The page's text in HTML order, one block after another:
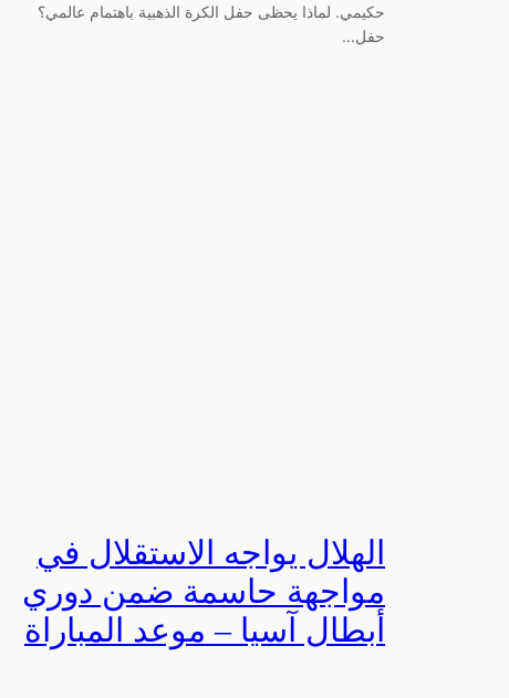
حكيمي. لماذا يحظى حفل الكرة الذهبية باهتمام عالمي؟
حفل…
الهلال يواجه الاستقلال في
مواجهة حاسمة ضمن دوري
أبطال آسيا – موعد المباراة